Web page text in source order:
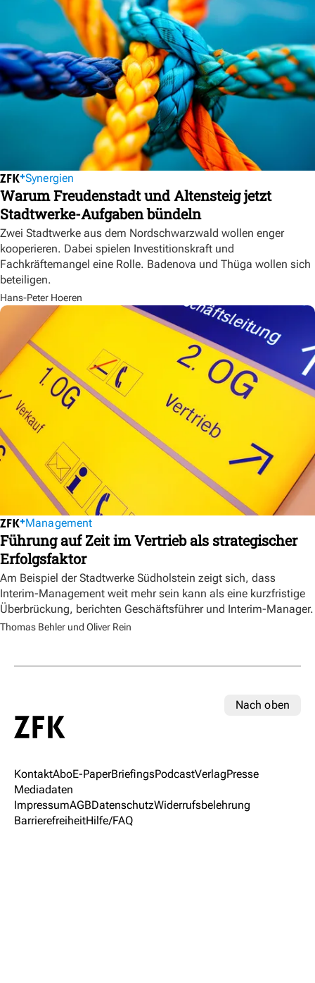
Synergien
Warum Freudenstadt und Altensteig jetzt
Stadtwerke-Aufgaben bündeln
Zwei Stadtwerke aus dem Nordschwarzwald wollen enger
kooperieren. Dabei spielen Investitionskraft und
Fachkräftemangel eine Rolle. Badenova und Thüga wollen sich
beteiligen.
Hans-Peter Hoeren
Management
Führung auf Zeit im Vertrieb als strategischer
Erfolgsfaktor
Am Beispiel der Stadtwerke Südholstein zeigt sich, dass
Interim-Management weit mehr sein kann als eine kurzfristige
Überbrückung, berichten Geschäftsführer und Interim-Manager.
Thomas Behler und Oliver Rein
Nach oben
KontaktAboE-PaperBriefingsPodcastVerlagPresse
Mediadaten
ImpressumAGBDatenschutzWiderrufsbelehrung
BarrierefreiheitHilfe/FAQ